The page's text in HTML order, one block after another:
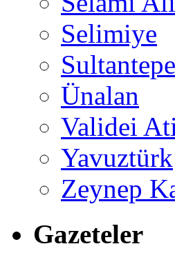
Selimiye
Sultantepe
Ünalan
Validei
Yavuztürk
Zeynep
Gazeteler